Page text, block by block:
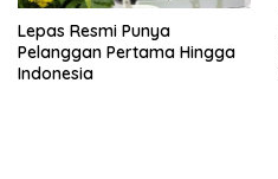
Lepas Resmi Punya
Pelanggan Pertama Hingga
Indonesia